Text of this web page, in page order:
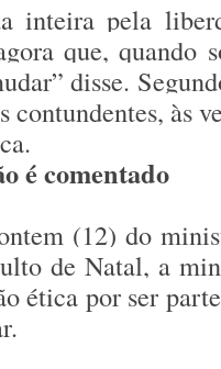
inteira pela
que, quando
disse.
contundentes, às
é comentado
(12) do
de Natal, a
ética por ser